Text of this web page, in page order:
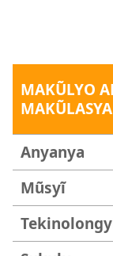
MAKŨLYO
Anyanya
Mũsyĩ